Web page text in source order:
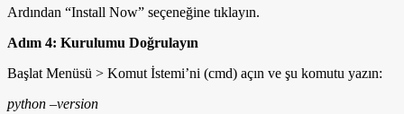
Ardından “Install Now” seçeneğine tıklayın.
Adım 4: Kurulumu Doğrulayın
Başlat Menüsü > Komut İstemi’ni (cmd) açın ve şu komutu yazın:
python –version